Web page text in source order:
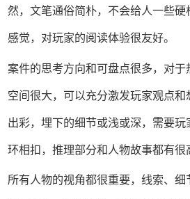
然，文笔通俗简朴，不会给人一些硬
感觉，对玩家的阅读体验很友好。
案件的思考方向和可盘点很多，对
空间很大，可以充分激发玩家观点
出彩，埋下的细节或浅或深，需要
环相扣，推理部分和人物故事都有很
所有人物的视角都很重要，线索、